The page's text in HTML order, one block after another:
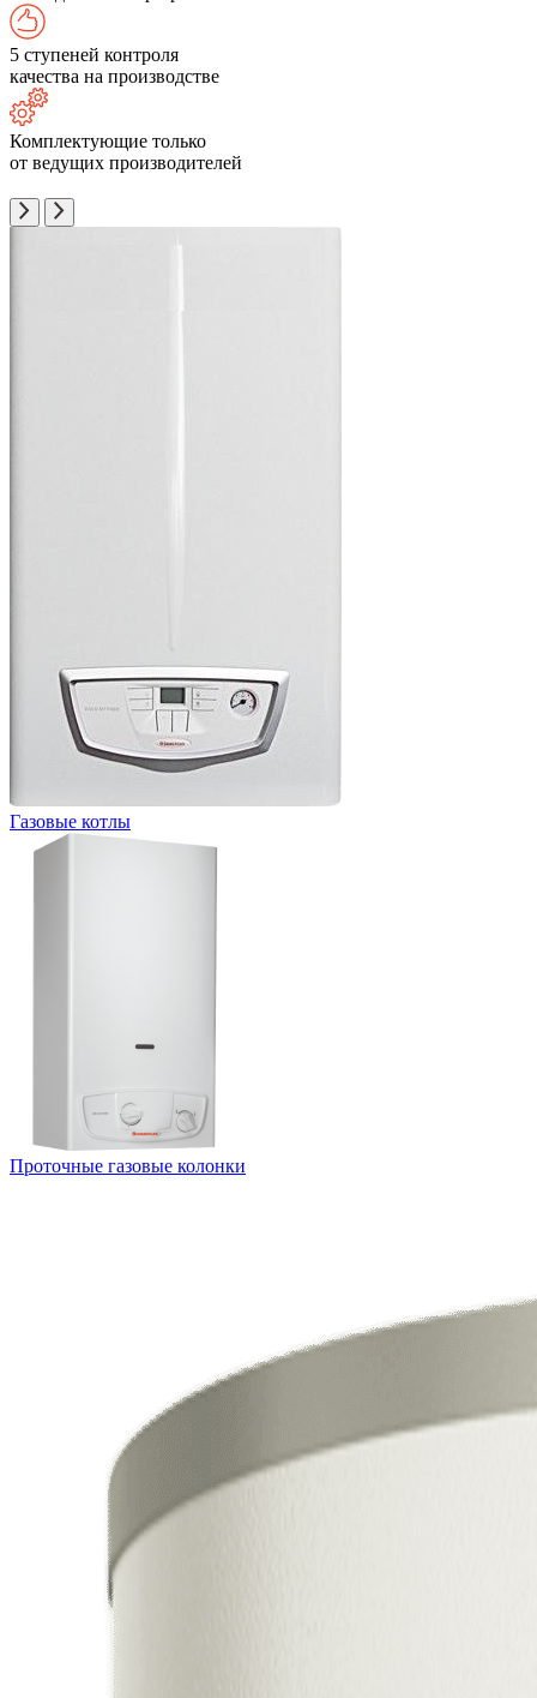
5 ступеней контроля
качества на производстве
Комплектующие только
от ведущих производителей
Газовые котлы
Проточные газовые колонки